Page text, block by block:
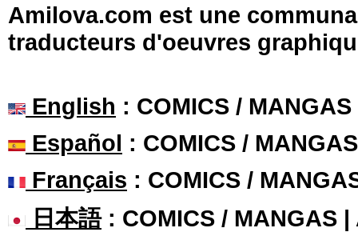
Amilova.com est une
traducteurs d'oeuvres
English : COMICS /
Español : COMICS /
Français : COMICS /
日本語: COMICS / MANGAS |